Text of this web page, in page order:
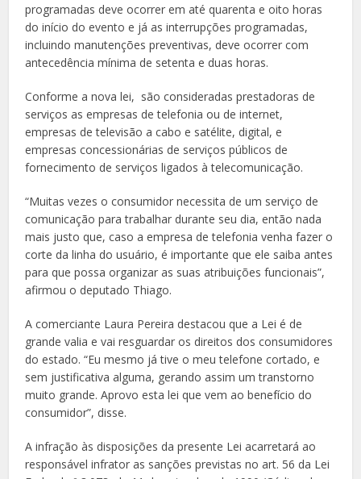
programadas deve ocorrer em até quarenta e oito horas
do início do evento e já as interrupções programadas,
incluindo manutenções preventivas, deve ocorrer com
antecedência mínima de setenta e duas horas.
Conforme a nova lei, são consideradas prestadoras de
serviços as empresas de telefonia ou de internet,
empresas de televisão a cabo e satélite, digital, e
empresas concessionárias de serviços públicos de
fornecimento de serviços ligados à telecomunicação.
“Muitas vezes o consumidor necessita de um serviço de
comunicação para trabalhar durante seu dia, então nada
mais justo que, caso a empresa de telefonia venha fazer o
corte da linha do usuário, é importante que ele saiba antes
para que possa organizar as suas atribuições funcionais”,
afirmou o deputado Thiago.
A comerciante Laura Pereira destacou que a Lei é de
grande valia e vai resguardar os direitos dos consumidores
do estado. “Eu mesmo já tive o meu telefone cortado, e
sem justificativa alguma, gerando assim um transtorno
muito grande. Aprovo esta lei que vem ao benefício do
consumidor”, disse.
A infração às disposições da presente Lei acarretará ao
responsável infrator as sanções previstas no art. 56 da Lei